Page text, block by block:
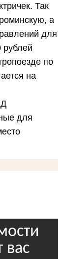
Так
а
для
рублей
по
на
для